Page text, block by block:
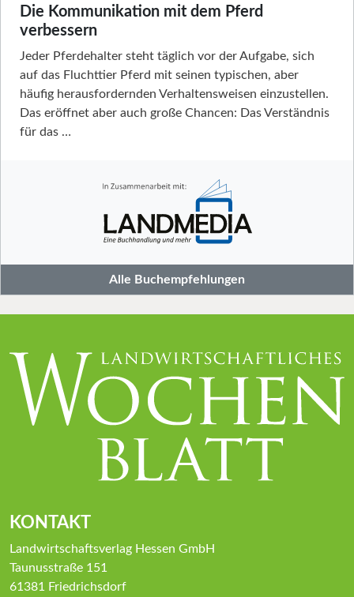
Die Kommunikation mit dem Pferd
verbessern
Jeder Pferdehalter steht täglich vor der Aufgabe, sich
auf das Fluchttier Pferd mit seinen typischen, aber
häufig herausfordernden Verhaltensweisen einzustellen.
Das eröffnet aber auch große Chancen: Das Verständnis
für das …
Alle Buchempfehlungen
KONTAKT
Landwirtschaftsverlag Hessen GmbH
Taunusstraße 151
61381 Friedrichsdorf